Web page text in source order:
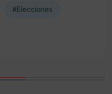
#Elecciones